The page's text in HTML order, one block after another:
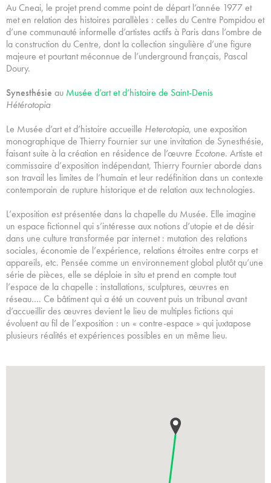
Au Cneai, le projet prend comme point de départ l’année 1977 et
met en relation des histoires parallèles : celles du Centre Pompidou et
d’une communauté informelle d’artistes actifs à Paris dans l’ombre de
la construction du Centre, dont la collection singulière d’une figure
majeure et pourtant méconnue de l’underground français, Pascal
Doury.
Synesthésie au Musée d’art et d’histoire de Saint-Denis
Hétérotopia
Le Musée d’art et d’histoire accueille Heterotopia, une exposition
monographique de Thierry Fournier sur une invitation de Synesthésie,
faisant suite à la création en résidence de l’œuvre Ecotone. Artiste et
commissaire d’exposition indépendant, Thierry Fournier aborde dans
son travail les limites de l’humain et leur redéfinition dans un contexte
contemporain de rupture historique et de relation aux technologies.
L’exposition est présentée dans la chapelle du Musée. Elle imagine
un espace fictionnel qui s’intéresse aux notions d’utopie et de désir
dans une culture transformée par internet : mutation des relations
sociales, économie de l’expérience, relations étroites entre corps et
appareils, etc. Pensée comme un environnement global plutôt qu’une
série de pièces, elle se déploie in situ et prend en compte tout
l’espace de la chapelle : installations, sculptures, œuvres en
réseau…. Ce bâtiment qui a été un couvent puis un tribunal avant
d’accueillir des œuvres devient le lieu de multiples fictions qui
évoluent au fil de l’exposition : un « contre-espace » qui juxtapose
plusieurs réalités et expériences possibles en un même lieu.